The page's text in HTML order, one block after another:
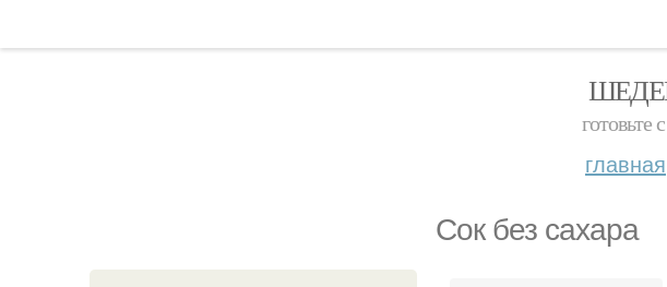
готовьте
главная
Сок без сахара